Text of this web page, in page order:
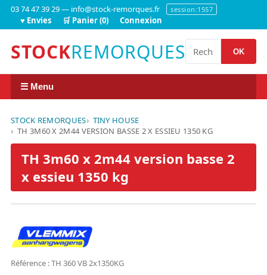
03 74 47 39 29 — info@stock-remorques.fr session:1557
♥ Envies 🛒 Panier (0) Connexion
STOCKREMORQUES OK
☰ Menu
STOCK REMORQUES
TINY HOUSE
TH 3M60 X 2M44 VERSION BASSE 2 X ESSIEU 1350 KG
TH 3m60 x 2m44 version basse 2
x essieu 1350 kg
Référence : TH 360 VB 2x1350KG